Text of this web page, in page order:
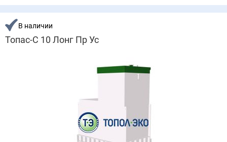
В наличии
Топас-С 10 Лонг Пр Ус